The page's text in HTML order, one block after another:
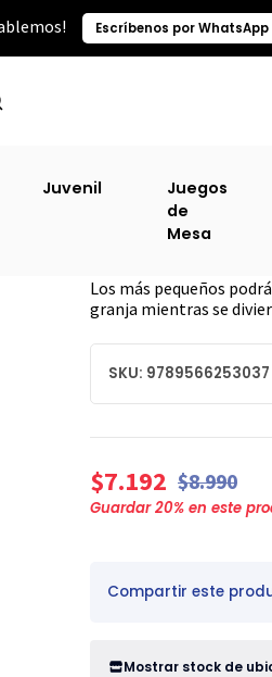
Escríbenos por WhatsApp
Juvenil
Juegos
de
Mesa
Roar, Roar!
Los más pequeños
granja mientras se
SKU: 9789566253037
$7.192 $8.990
Guardar20% en este
Compartir este
Mostrar stock de